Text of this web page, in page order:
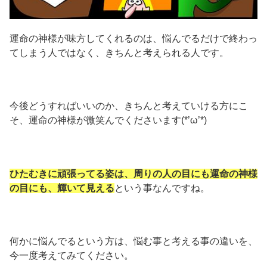
運命の神様が味方してくれるのは、悩んでるだけで終わっ
てしまう人ではなく、きちんと考えられる人です。
今後どうすればいいのか、きちんと考えていける方にこ
そ、運命の神様が微笑んでくださいます(*’ω’*)
ひたむきに頑張ってる姿は、周りの人の目にも運命の神様
の目にも、輝いて見えるという事なんですね。
何かに悩んでるという方は、悩む事と考える事の違いを、
今一度考えてみてください。